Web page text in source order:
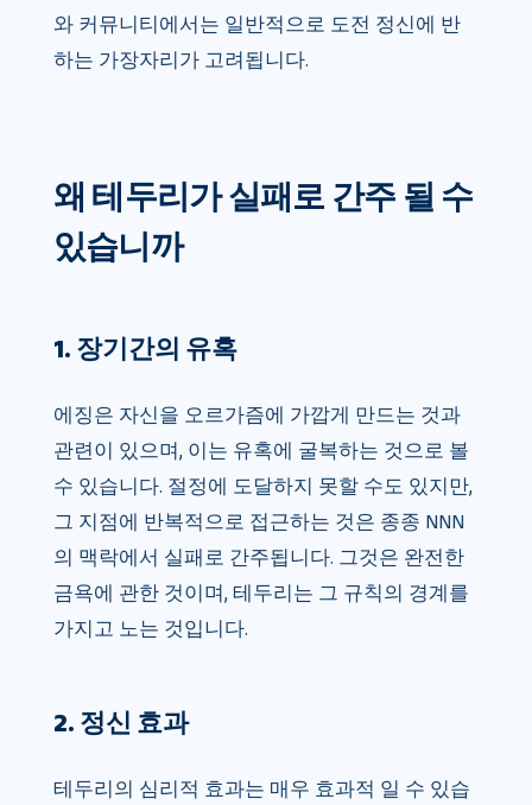
와 커뮤니티에서는 일반적으로 도전 정신에 반
하는 가장자리가 고려됩니다.
왜 테두리가 실패로 간주 될 수
있습니까
1. 장기간의 유혹
에징은 자신을 오르가즘에 가깝게 만드는 것과
관련이 있으며, 이는 유혹에 굴복하는 것으로 볼
수 있습니다. 절정에 도달하지 못할 수도 있지만,
그 지점에 반복적으로 접근하는 것은 종종 NNN
의 맥락에서 실패로 간주됩니다. 그것은 완전한
금욕에 관한 것이며, 테두리는 그 규칙의 경계를
가지고 노는 것입니다.
2. 정신 효과
테두리의 심리적 효과는 매우 효과적 일 수 있습